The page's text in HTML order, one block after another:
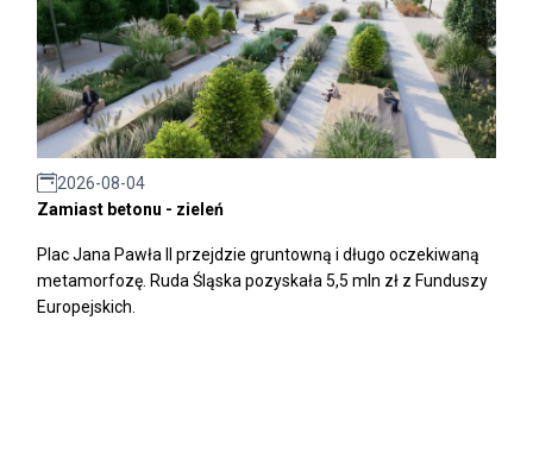
2026-08-04
Zamiast betonu - zieleń
Plac Jana Pawła II przejdzie gruntowną i długo oczekiwaną
metamorfozę. Ruda Śląska pozyskała 5,5 mln zł z Funduszy
Europejskich.